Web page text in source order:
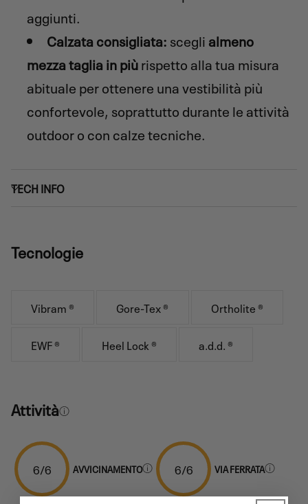
aggiunti.
Calzata consigliata: scegli almeno
mezza taglia in piùrispetto alla tua misura
abituale per ottenere una vestibilità più
confortevole, soprattutto durante le attività
outdoor o con calze tecniche.
TECH INFO
Tecnologie
Vibram ® Gore-Tex ® Ortholite ®
EWF ® Heel Lock ® a.d.d. ®
Attività
6/6 AVVICINAMENTO 6/6 VIA FERRATA